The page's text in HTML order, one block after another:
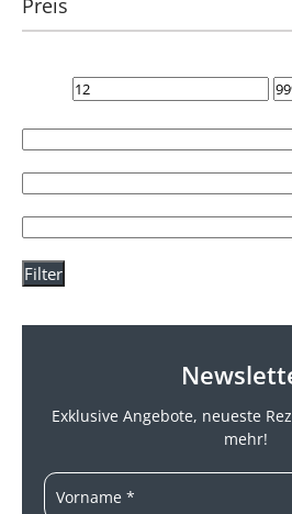
Preis
Filter
Exklusive Angebote, neueste
mehr!